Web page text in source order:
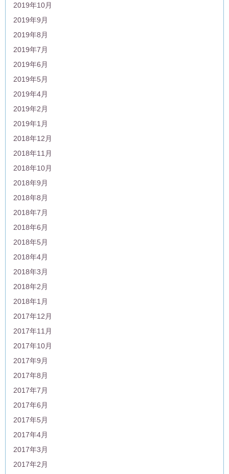
2019年10月
2019年9月
2019年8月
2019年7月
2019年6月
2019年5月
2019年4月
2019年2月
2019年1月
2018年12月
2018年11月
2018年10月
2018年9月
2018年8月
2018年7月
2018年6月
2018年5月
2018年4月
2018年3月
2018年2月
2018年1月
2017年12月
2017年11月
2017年10月
2017年9月
2017年8月
2017年7月
2017年6月
2017年5月
2017年4月
2017年3月
2017年2月